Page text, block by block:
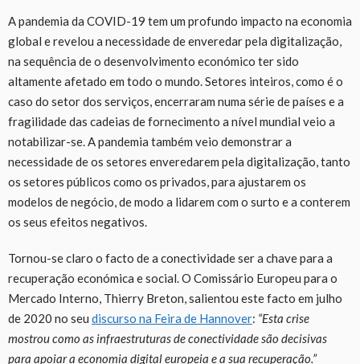
A pandemia da COVID-19 tem um profundo impacto na economia
global e revelou a necessidade de enveredar pela digitalização,
na sequência de o desenvolvimento económico ter sido
altamente afetado em todo o mundo. Setores inteiros, como é o
caso do setor dos serviços, encerraram numa série de países e a
fragilidade das cadeias de fornecimento a nível mundial veio a
notabilizar-se. A pandemia também veio demonstrar a
necessidade de os setores enveredarem pela digitalização, tanto
os setores públicos como os privados, para ajustarem os
modelos de negócio, de modo a lidarem com o surto e a conterem
os seus efeitos negativos.
Tornou-se claro o facto de a conectividade ser a chave para a
recuperação económica e social. O Comissário Europeu para o
Mercado Interno, Thierry Breton, salientou este facto em julho
de 2020 no seu discurso na Feira de Hannover: “Esta crise
mostrou como as infraestruturas de conectividade são decisivas
para apoiar a economia digital europeia e a sua recuperação.”